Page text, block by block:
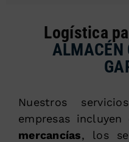
Logística
ALMACÉN
Nuestros
empresas
mercancías, los